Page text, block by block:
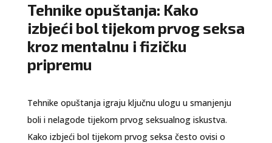
Tehnike opuštanja: Kako
izbjeći bol tijekom prvog seksa
kroz mentalnu i fizičku
pripremu
Tehnike opuštanja igraju ključnu ulogu u smanjenju
boli i nelagode tijekom prvog seksualnog iskustva.
Kako izbjeći bol tijekom prvog seksa često ovisi o